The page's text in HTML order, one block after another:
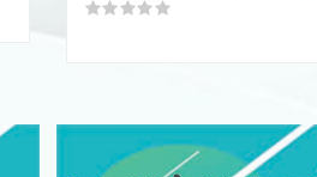
اصلی
فعلیامتیاز0از 5